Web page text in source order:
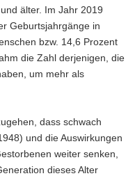
älter. Im Jahr 2019
Geburtsjahrgänge in
bzw. 14,6 Prozent
die Zahl derjenigen, die
um mehr als
dass schwach
und die Auswirkungen
weiter senken,
dieses Alter